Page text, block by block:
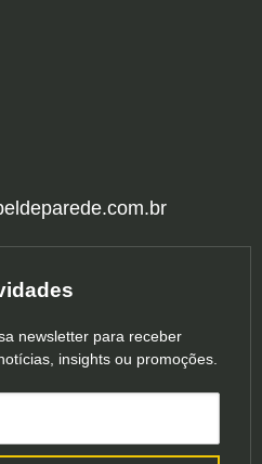
newsletter para receber
insights ou promoções.